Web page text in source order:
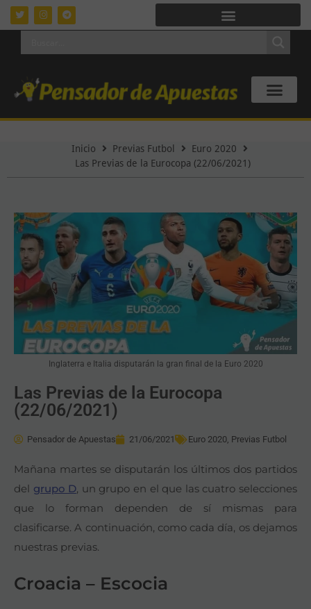
Inicio Previas Futbol
Euro 2020
Las Previas de la Eurocopa (22/06/2021)
Inglaterra e Italia disputarán la gran final de la Euro 2020
Las Previas de la Eurocopa
(22/06/2021)
Pensador de Apuestas 21/06/2021 Euro 2020, Previas Futbol
Mañana martes se disputarán los últimos dos partidos
del grupo D, un grupo en el que las cuatro selecciones
que lo forman dependen de sí mismas para
clasificarse. A continuación, como cada día, os dejamos
nuestras previas.
Croacia – Escocia